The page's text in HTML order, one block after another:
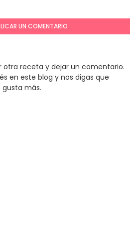
UN COMENTARIO
otra receta y dejar un comentario.
en este blog y nos digas que
más.